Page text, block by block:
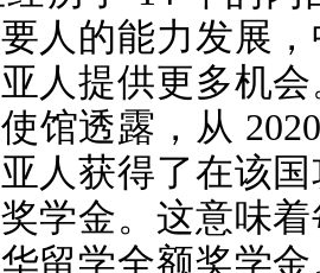
人的能力发展
人提供更多机
馆透露，从
人获得了在该
学金。这意味
留学全额奖学